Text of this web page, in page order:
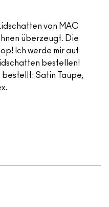
von MAC
überzeugt. Die
Ich werde mir auf
bestellen!
Satin Taupe,